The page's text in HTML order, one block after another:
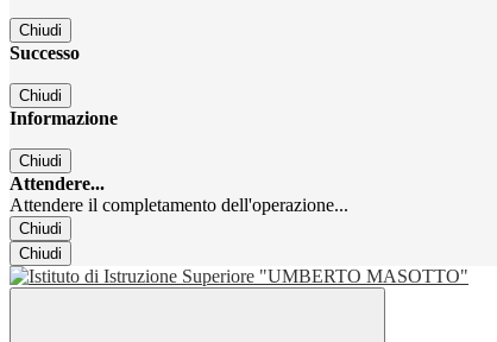
Chiudi
Successo
Chiudi
Informazione
Chiudi
Attendere...
Attendere il completamento dell'operazione...
Chiudi
Chiudi